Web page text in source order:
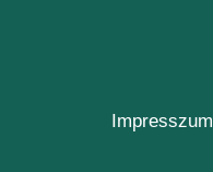
Impresszum